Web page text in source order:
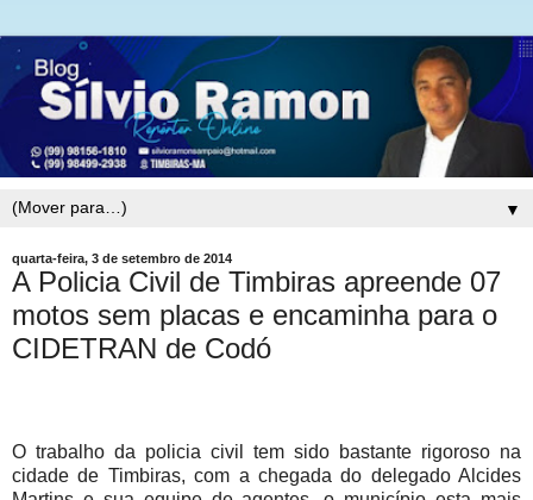
▼
quarta-feira, 3 de setembro de 2014
A Policia Civil de Timbiras apreende 07
motos sem placas e encaminha para o
CIDETRAN de Codó
O trabalho da policia civil tem sido bastante rigoroso na
cidade de Timbiras, com a chegada do delegado Alcides